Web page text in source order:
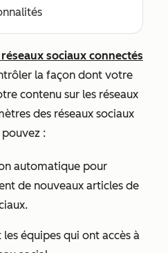
sociaux connectés
la façon dont votre
contenu sur les réseaux
des réseaux sociaux
:
automatique pour
de nouveaux articles de
équipes qui ont accès à